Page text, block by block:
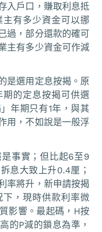
入戶口，賺取利息抵
有多少資金可以挪
過，部分還款的確可
主有多少資金可作減
是選用定息按揭。原
的定息按揭可供選
年期只有1年，與其
用，不如說是一般浮
事實；但比起6至9
息大致上升0.4厘；
率將升，新申請按揭
，現時供款利率微
影響。最起碼，H按
的P減的鎖息為準，